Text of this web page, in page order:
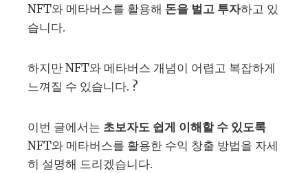
NFT와 메타버스를 활용해 돈을 벌고 투자하고 있
습니다.
하지만 NFT와 메타버스 개념이 어렵고 복잡하게
느껴질 수 있습니다. ?
이번 글에서는 초보자도 쉽게 이해할 수 있도록
NFT와 메타버스를 활용한 수익 창출 방법을 자세
히 설명해 드리겠습니다.